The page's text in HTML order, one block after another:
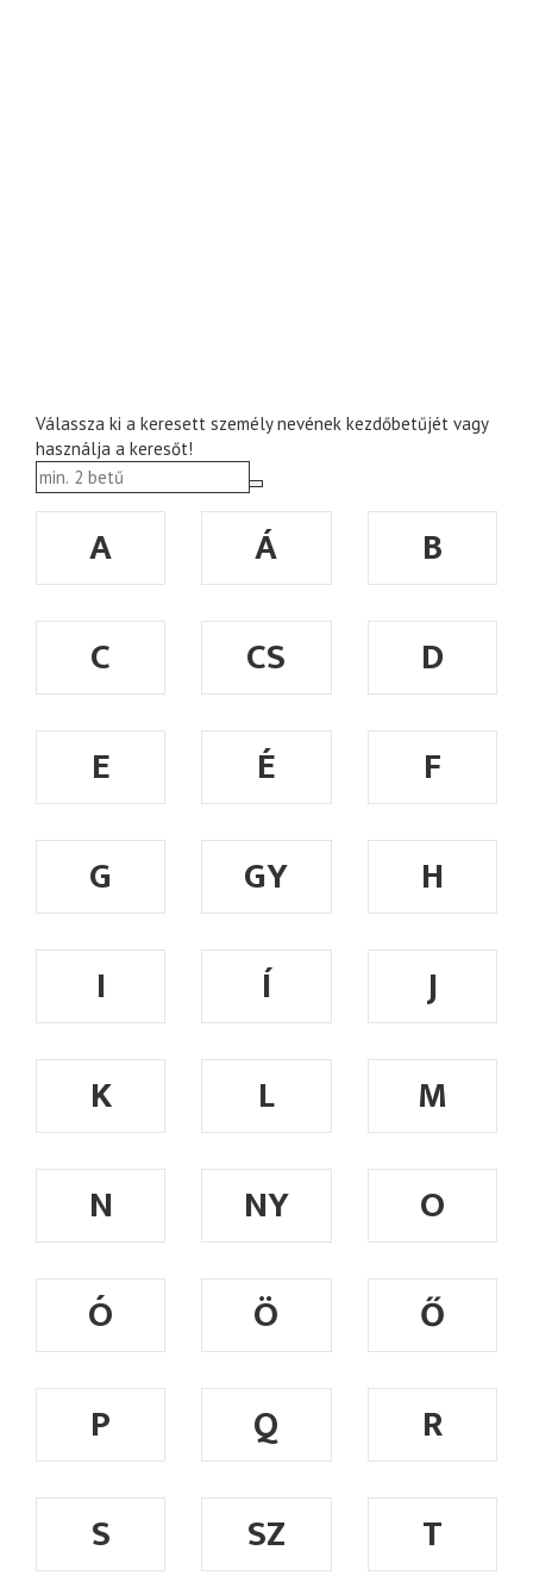
Válassza ki a keresett személy nevének kezdőbetűjét vagy
használja a keresőt!
A Á
B
C
CS
D
E
É
F
G
GY
H
I
Í
J
K
L
M
N
NY
O
Ó
Ö
Ő
P
Q
R
S
SZ T